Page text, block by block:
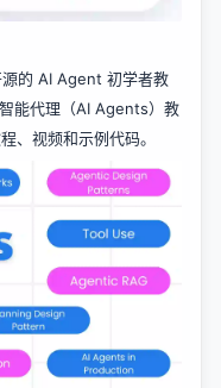
源的 AI Agent 初学者教
能代理（AI Agents）教
、视频和示例代码。